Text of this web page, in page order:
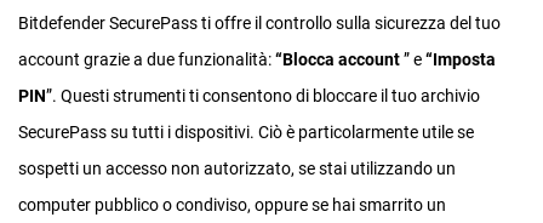
Bitdefender SecurePass ti offre il controllo sulla sicurezza del tuo
account grazie a due funzionalità:“Blocca account” e“Imposta
PIN”. Questi strumenti ti consentono di bloccare il tuo archivio
SecurePass su tutti i dispositivi. Ciò è particolarmente utile se
sospetti un accesso non autorizzato, se stai utilizzando un
computer pubblico o condiviso, oppure se hai smarrito un